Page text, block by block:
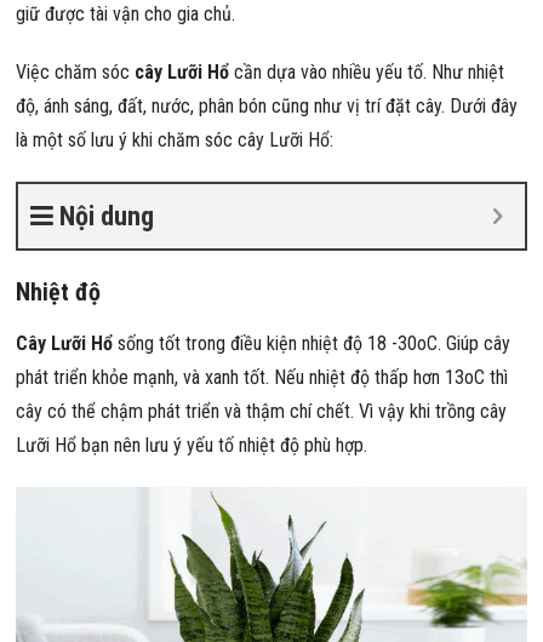
giữ được tài vận cho gia chủ.
Việc chăm sóc cây Lưỡi Hổcần dựa vào nhiều yếu tố. Như nhiệt
độ, ánh sáng, đất, nước, phân bón cũng như vị trí đặt cây. Dưới đây
là một số lưu ý khi chăm sóc cây Lưỡi Hổ:
Nội dung
Nhiệt độ
Cây Lưỡi Hổ sống tốt trong điều kiện nhiệt độ 18 -30oC. Giúp cây
phát triển khỏe mạnh, và xanh tốt. Nếu nhiệt độ thấp hơn 13oC thì
cây có thể chậm phát triển và thậm chí chết. Vì vậy khi trồng cây
Lưỡi Hổ bạn nên lưu ý yếu tố nhiệt độ phù hợp.